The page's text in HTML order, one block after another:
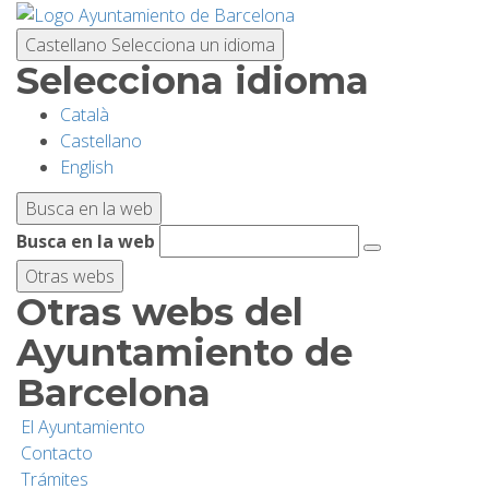
Castellano Selecciona un idioma
Selecciona idioma
Català
Castellano
English
Busca en la web
Busca en la web
Otras webs
Otras webs del
Ayuntamiento de
Barcelona
El Ayuntamiento
Contacto
Trámites
Pasar
contenido
principal
PLANIFICA TU VISITA
BIODIVERSIDAD
ACTIVIDADES
ESCUELAS
INVESTIGACIÓN/CONSERVACIÓN
SOSTENIBILIDAD